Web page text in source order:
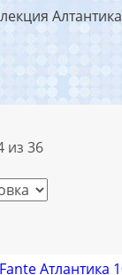
Алтантика
из 36